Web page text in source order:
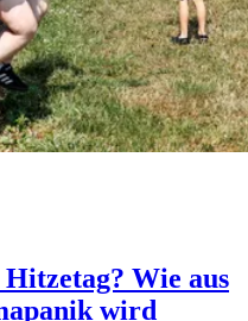
Wie aus
wird